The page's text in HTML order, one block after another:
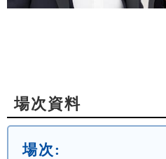
場次資料
場次: